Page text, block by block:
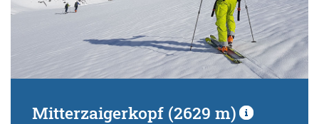
Mitterzaigerkopf (2629 m)